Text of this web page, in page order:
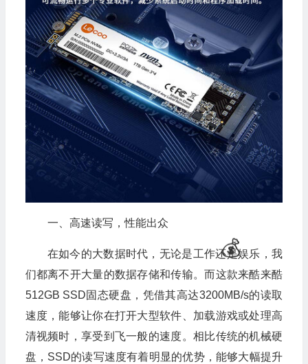
一、高速读写，性能出众
在如今的大数据时代，无论是工作还是娱乐，我
们都离不开大量的数据存储和传输。而这款来酷来酷
512GB SSD固态硬盘，凭借其高达3200MB/s的读取
速度，能够让你在打开大型软件、加载游戏或处理高
清视频时，享受到飞一般的速度。相比传统的机械硬
盘，SSD的读写速度有着明显的优势，能够大幅提升